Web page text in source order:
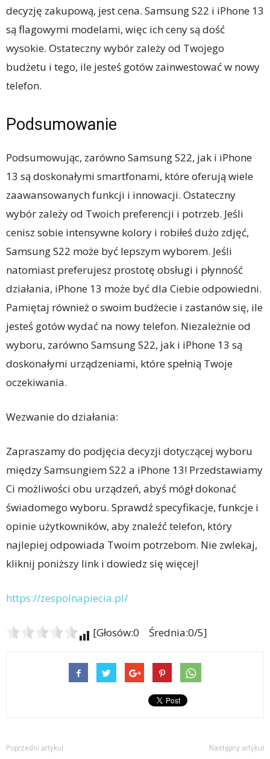
decyzję zakupową, jest cena. Samsung S22 i iPhone 13
są flagowymi modelami, więc ich ceny są dość
wysokie. Ostateczny wybór zależy od Twojego
budżetu i tego, ile jesteś gotów zainwestować w nowy
telefon.
Podsumowanie
Podsumowując, zarówno Samsung S22, jak i iPhone
13 są doskonałymi smartfonami, które oferują wiele
zaawansowanych funkcji i innowacji. Ostateczny
wybór zależy od Twoich preferencji i potrzeb. Jeśli
cenisz sobie intensywne kolory i robiłeś dużo zdjęć,
Samsung S22 może być lepszym wyborem. Jeśli
natomiast preferujesz prostotę obsługi i płynność
działania, iPhone 13 może być dla Ciebie odpowiedni.
Pamiętaj również o swoim budżecie i zastanów się, ile
jesteś gotów wydać na nowy telefon. Niezależnie od
wyboru, zarówno Samsung S22, jak i iPhone 13 są
doskonałymi urządzeniami, które spełnią Twoje
oczekiwania.
Wezwanie do działania:
Zapraszamy do podjęcia decyzji dotyczącej wyboru
między Samsungiem S22 a iPhone 13! Przedstawiamy
Ci możliwości obu urządzeń, abyś mógł dokonać
świadomego wyboru. Sprawdź specyfikacje, funkcje i
opinie użytkowników, aby znaleźć telefon, który
najlepiej odpowiada Twoim potrzebom. Nie zwlekaj,
kliknij poniższy link i dowiedz się więcej!
https://zespolnapiecia.pl/
[Głosów:0 Średnia:0/5]
Poprzedni artykuł Następny artykuł